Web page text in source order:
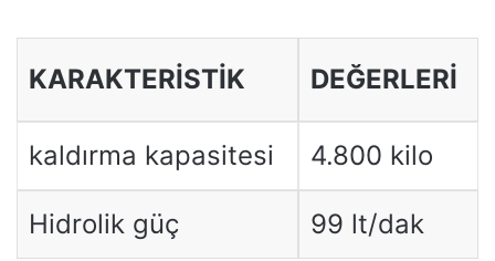
KARAKTERISTIK DEĞERLERI
kaldırma kapasitesi 4.800 kilo
Hidrolik güç 99 lt/dak